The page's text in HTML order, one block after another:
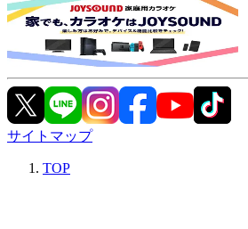
サイトマップ
TOP